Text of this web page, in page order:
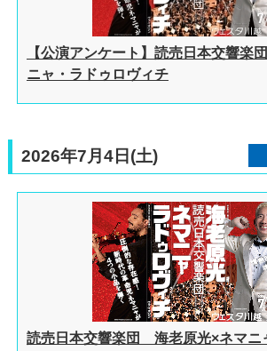
【公演アンケート】読売日本交響楽
ニャ・ラドゥロヴィチ
2026年7月4日(土)
読売日本交響楽団 海老原光×ネマニ